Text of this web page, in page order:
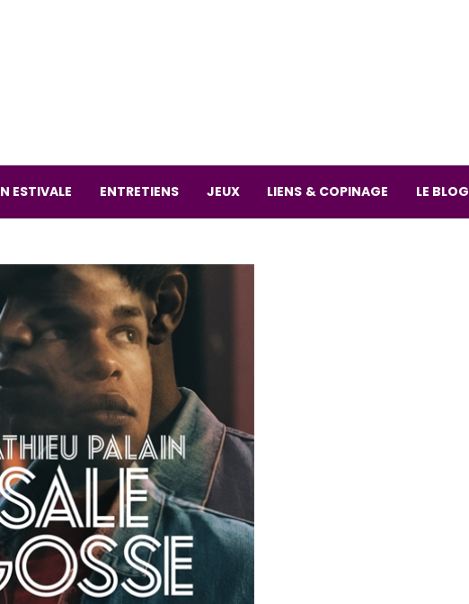
ESTIVALE ENTRETIENS JEUX LIENS & COPINAGE LE BLOG